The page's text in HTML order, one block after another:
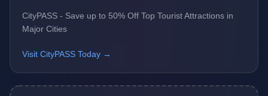
CityPASS - Save up to 50% Off Top Tourist Attractions in
Major Cities
Visit CityPASS Today →